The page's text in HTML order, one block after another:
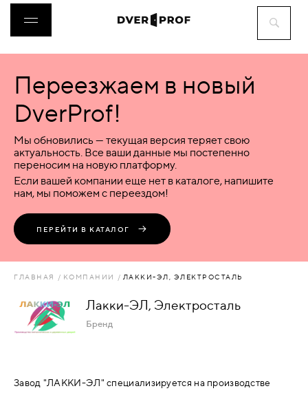
ДВЕРИ
ФУРНИТУРА
ВОРОТА
ПЕРЕГОРОДКИ
АКСЕССУАРЫ
СКУД
Переезжаем в новый
DverProf!
Мы обновились — текущая версия теряет свою
актуальность. Все ваши данные мы постепенно
переносим на новую платформу.
Если вашей компании еще нет в каталоге, напишите
нам, мы поможем с переездом!
ПЕРЕЙТИ В КАТАЛОГ
ГЛАВНАЯ КОМПАНИИ ЛАККИ-ЭЛ, ЭЛЕКТРОСТАЛЬ
Лакки-ЭЛ, Электросталь
Бренд
Завод "ЛАККИ-ЭЛ" специализируется на производстве